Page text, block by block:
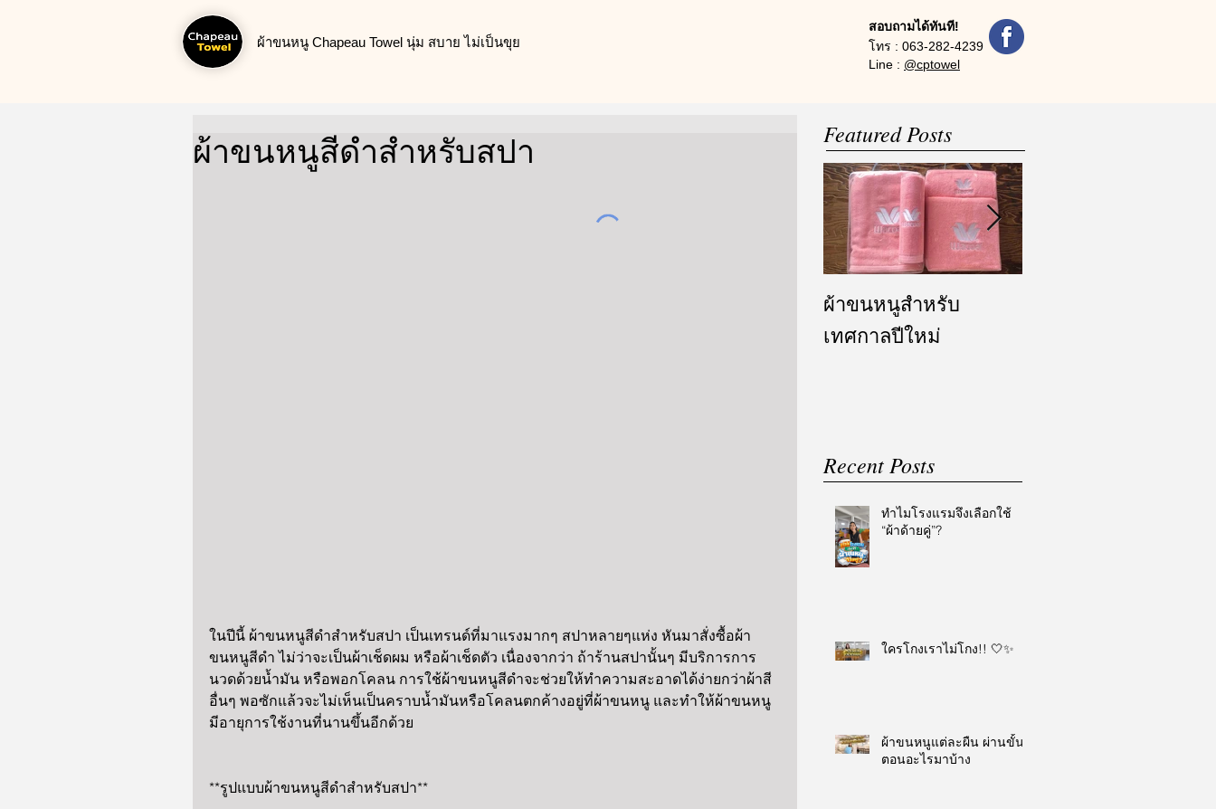
ผ้าขนหนู Chapeau Towel นุ่ม สบาย ไม่เป็นขุย
สอบถามได้ทันที!
โทร : 063-282-4239
Line : @cptowel
ผ้าขนหนูสีดำสำหรับสปา
ในปีนี้ ผ้าขนหนูสีดำสำหรับสปา เป็นเทรนด์ที่มาแรงมากๆ สปาหลายๆแห่ง หันมาสั่งซื้อผ้า
ขนหนูสีดำ ไม่ว่าจะเป็นผ้าเช็ดผม หรือผ้าเช็ดตัว เนื่องจากว่า ถ้าร้านสปานั้นๆ มีบริการการ
นวดด้วยน้ำมัน หรือพอกโคลน การใช้ผ้าขนหนูสีดำจะช่วยให้ทำความสะอาดได้ง่ายกว่าผ้าสี
อื่นๆ พอซักแล้วจะไม่เห็นเป็นคราบน้ำมันหรือโคลนตกค้างอยู่ที่ผ้าขนหนู และทำให้ผ้าขนหนู
มีอายุการใช้งานที่นานขึ้นอีกด้วย
**รูปแบบผ้าขนหนูสีดำสำหรับสปา**
Featured Posts
ผ้าขนหนูสำหรับ
เทศกาลปีใหม่
Recent Posts
ทำไมโรงแรมจึงเลือกใช้
“ผ้าด้ายคู่”?
ใครโกงเราไม่โกง!! 🤍✨
ผ้าขนหนูแต่ละผืน ผ่านขั้น
ตอนอะไรมาบ้าง